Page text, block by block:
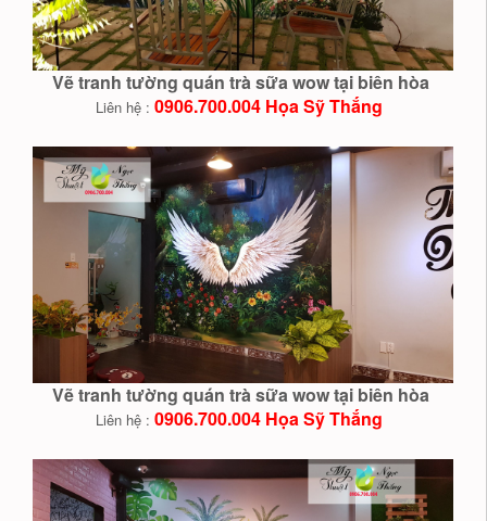
Vẽ tranh tường quán trà sữa wow tại biên hòa
Liên hệ : 0906.700.004 Họa Sỹ Thắng
Vẽ tranh tường quán trà sữa wow tại biên hòa
Liên hệ : 0906.700.004 Họa Sỹ Thắng